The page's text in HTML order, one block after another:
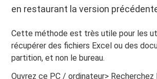
en restaurant la version
Cette méthode est très utile pour les
récupérer des fichiers Excel ou des
partition, et non le bureau.
Ouvrez ce PC / ordinateur> Recherchez